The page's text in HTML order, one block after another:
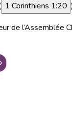
1 Corinthiens 1:20 )
de l’Assemblée